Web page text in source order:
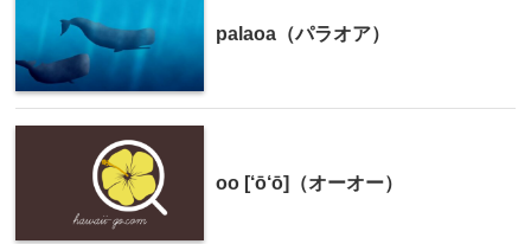
palaoa（パラオア）
oo [‘ō‘ō]（オーオー）